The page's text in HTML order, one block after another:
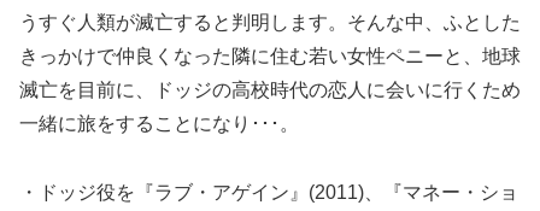
うすぐ人類が滅亡すると判明します。そんな中、ふとした
きっかけで仲良くなった隣に住む若い女性ペニーと、地球
滅亡を目前に、ドッジの高校時代の恋人に会いに行くため
一緒に旅をすることになり･･･。
・ドッジ役を『ラブ・アゲイン』(2011)、『マネー・ショ